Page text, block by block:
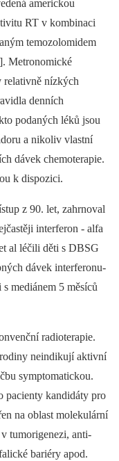
americkou
RT v kombinaci
temozolomidem
Metronomické
relativně nízkých
denních
podaných léků jsou
a nikoliv vlastní
dávek chemoterapie.
k dispozici.
z 90. let, zahrnoval
interferon -⁠ alfa
al léčili děti s DBSG
dávek interferonu-
mediánem 5 měsíců
radioterapie.
neindikují aktivní
symptomatickou.
pacienty kandidáty pro
na oblast molekulární
tumorigenezi, anti-
bariéry apod.